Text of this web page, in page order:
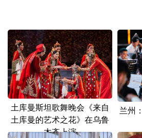
山东 河南
广东 广西
四川 贵州
陕西 甘肃
新疆 内蒙古
土库曼斯坦歌舞晚会《来自
土库曼的艺术之花》在乌鲁
木齐上演
兰州